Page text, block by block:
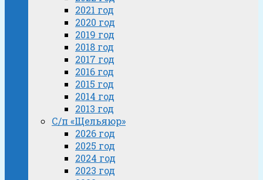
2021 год
2020 год
2019 год
2018 год
2017 год
2016 год
2015 год
2014 год
2013 год
С/п «Щельяюр»
2026 год
2025 год
2024 год
2023 год